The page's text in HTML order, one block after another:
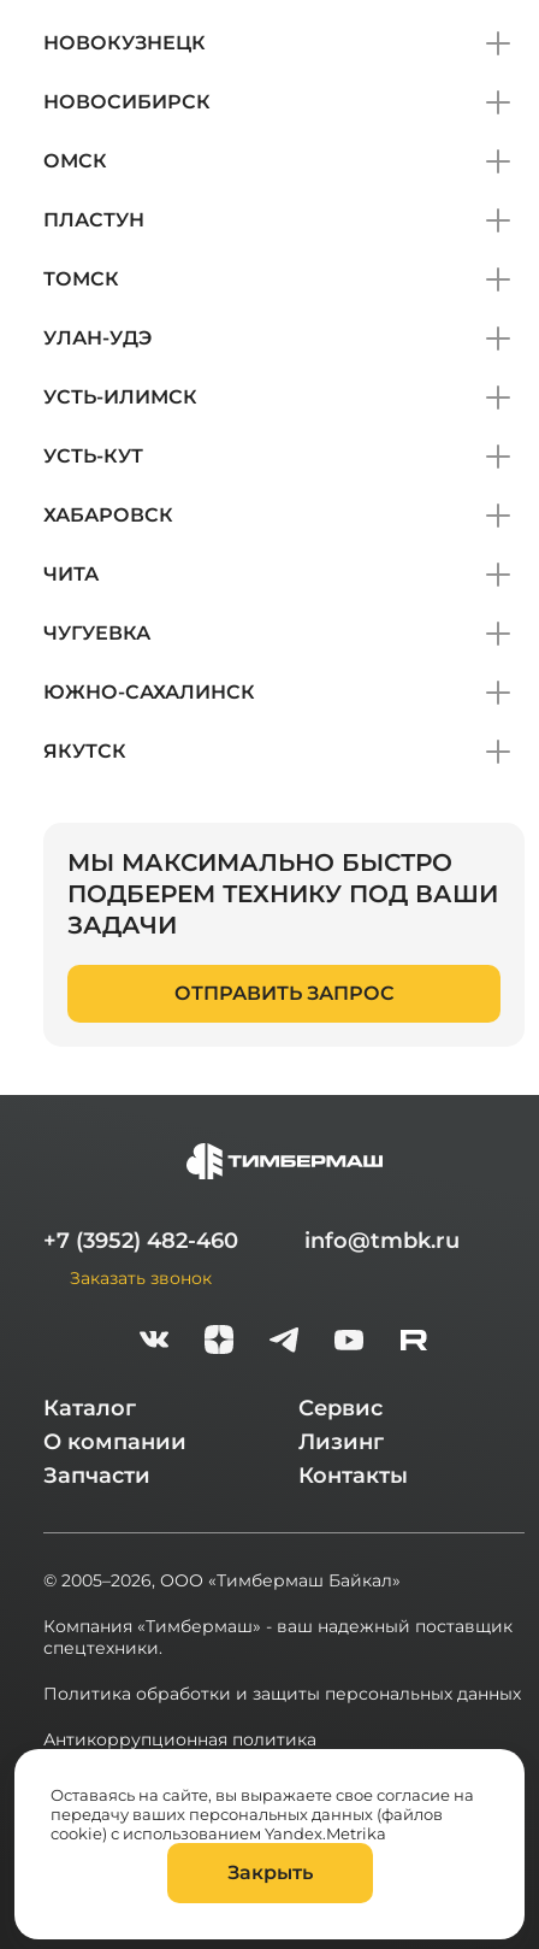
НОВОКУЗНЕЦК
НОВОСИБИРСК
ОМСК
ПЛАСТУН
ТОМСК
УЛАН-УДЭ
УСТЬ-ИЛИМСК
УСТЬ-КУТ
ХАБАРОВСК
ЧИТА
ЧУГУЕВКА
ЮЖНО-САХАЛИНСК
ЯКУТСК
МЫ МАКСИМАЛЬНО БЫСТРО
ПОДБЕРЕМ ТЕХНИКУ ПОД ВАШИ
ЗАДАЧИ
ОТПРАВИТЬ ЗАПРОС
+7 (3952) 482-460
Заказать звонок
info@tmbk.ru
Каталог
О компании
Запчасти
Сервис
Лизинг
Контакты
© 2005–2026, ООО «Тимбермаш Байкал»
Компания «Тимбермаш» - ваш надежный поставщик
спецтехники.
Политика обработки и защиты персональных данных
Антикоррупционная политика
Сводная ведомость результатов проведения СОУТ в
2025 году
Разработка сайта:
Оставаясь на сайте, вы выражаете свое согласие на
передачу ваших персональных данных (файлов
cookie) с использованием Yandex.Metrika
Закрыть